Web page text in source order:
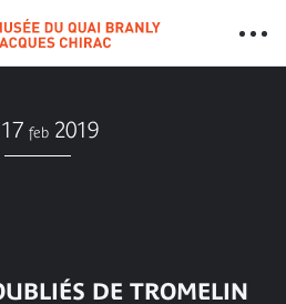
feb 2019
DE TROMELIN